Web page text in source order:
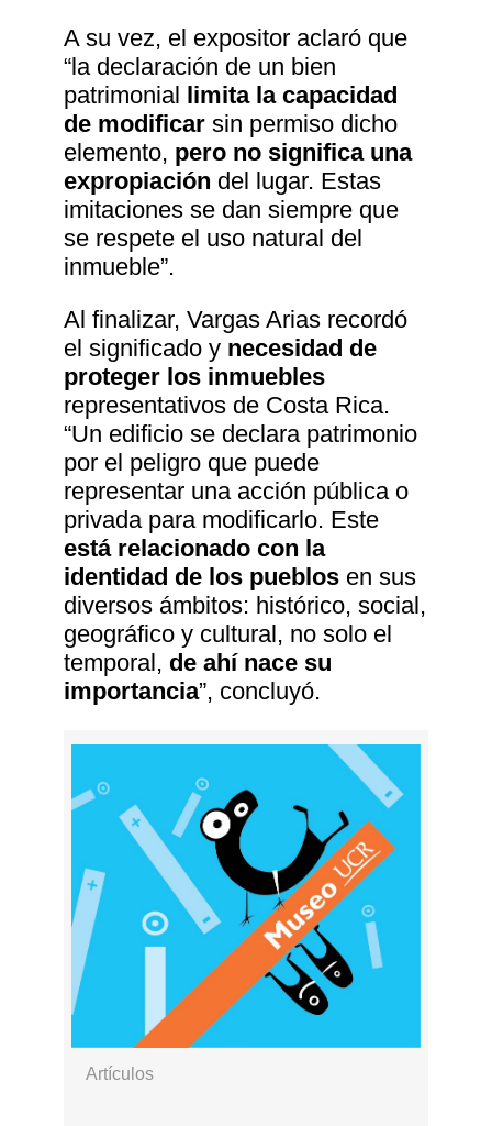
A su vez, el expositor aclaró que
“la declaración de un bien
patrimonial limita la capacidad
de modificar sin permiso dicho
elemento, pero no significa una
expropiación del lugar. Estas
imitaciones se dan siempre que
se respete el uso natural del
inmueble”.
Al finalizar, Vargas Arias recordó
el significado y necesidad de
proteger los inmuebles
representativos de Costa Rica.
“Un edificio se declara patrimonio
por el peligro que puede
representar una acción pública o
privada para modificarlo. Este
está relacionado con la
identidad de los pueblos en sus
diversos ámbitos: histórico, social,
geográfico y cultural, no solo el
temporal, de ahí nace su
importancia”, concluyó.
Artículos